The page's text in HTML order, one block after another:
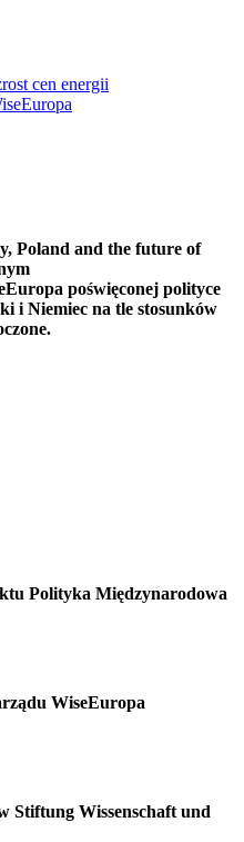
cen energii
Poland and the future of
poświęconej polityce
i Niemiec na tle stosunków
Polityka Międzynarodowa
WiseEuropa
Stiftung Wissenschaft und